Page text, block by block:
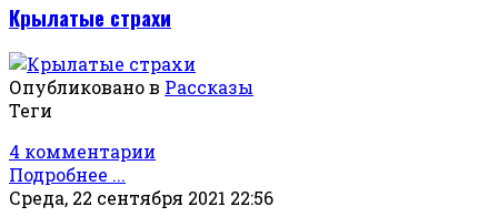
Крылатые страхи
Опубликовано в Рассказы
Теги
4 комментарии
Подробнее ...
Среда, 22 сентября 2021 22:56